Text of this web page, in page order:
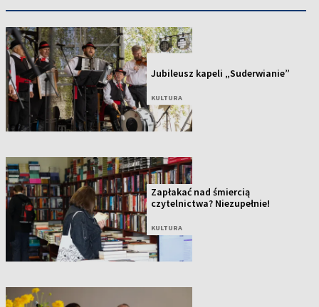
Jubileusz kapeli „Suderwianie”
KULTURA
Zapłakać nad śmiercią
czytelnictwa? Niezupełnie!
KULTURA